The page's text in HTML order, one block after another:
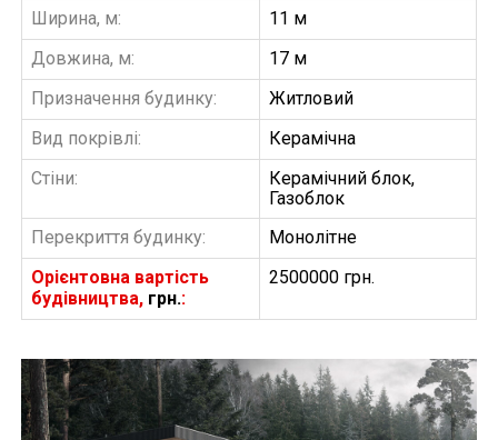
Ширина, м:
11 м
Довжина, м:
17 м
Призначення будинку:
Житловий
Вид покрівлі:
Керамічна
Стіни:
Керамічний блок,
Газоблок
Перекриття будинку:
Монолітне
Орієнтовна вартість
будівництва, грн.:
2500000 грн.